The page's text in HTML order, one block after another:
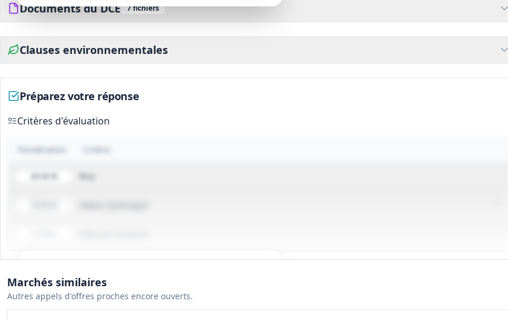
Documents du DCE 7fichiers
Clauses environnementales
Préparez votre réponse
Critères d'évaluation
Pondération Critère
Prix
Gagnez du temps, toutes les infos des documents sont
déjà analysées: cahier des charges, infos clés, budget,
Marchés similaires
Autres appels d'offres proches encore ouverts.